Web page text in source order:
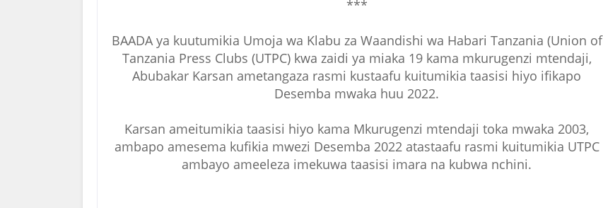
***
BAADA ya kuutumikia Umoja wa Klabu za Waandishi wa Habari Tanzania (Union of
Tanzania Press Clubs (UTPC) kwa zaidi ya miaka 19 kama mkurugenzi mtendaji,
Abubakar Karsan ametangaza rasmi kustaafu kuitumikia taasisi hiyo ifikapo
Desemba mwaka huu 2022.
Karsan ameitumikia taasisi hiyo kama Mkurugenzi mtendaji toka mwaka 2003,
ambapo amesema kufikia mwezi Desemba 2022 atastaafu rasmi kuitumikia UTPC
ambayo ameeleza imekuwa taasisi imara na kubwa nchini.